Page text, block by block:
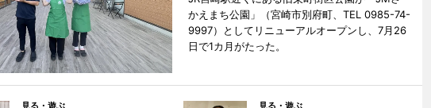
かえまち公園」（宮崎市別府町、TEL 0985-74-
9997）としてリニューアルオープンし、7月26
日で1カ月がたった。
見る・遊ぶ 見る・遊ぶ